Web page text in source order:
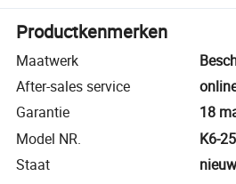
Productkenmerken
Maatwerk
After-sales service
Garantie
18
Model NR.
K6-
Staat